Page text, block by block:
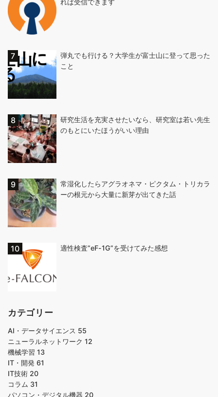
弾丸でも行ける？大学生が富士山に登って思った
こと
研究生活を充実させたいなら、研究室は若い先生
のもとにいたほうがいい理由
常湿化したらアグラオネマ・ピクタム・トリカラ
ーの根元から大量に新芽が出てきた話
適性検査”eF-1G”を受けてみた感想
カテゴリー
AI・データサイエンス 55
ニューラルネットワーク 12
機械学習 13
IT・開発 61
IT技術 20
コラム 31
パソコン・デジタル機器 20